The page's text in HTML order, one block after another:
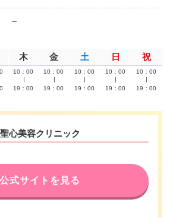
–
木 金 土 日 祝
10：00
19：00
10：00
19：00
10：00
19：00
10：00
19：00
10：00
19：00
聖心美容クリニック
公式サイトを見る